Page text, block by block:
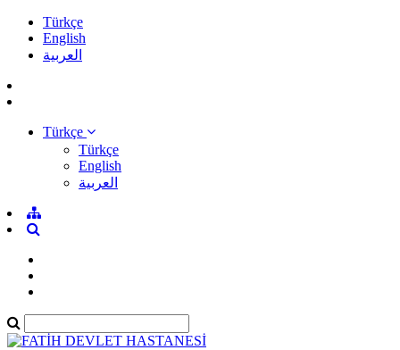
Türkçe
English
العربية
Türkçe
Türkçe
English
العربية